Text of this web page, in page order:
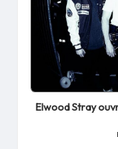
Posted
in
Elwood Stray